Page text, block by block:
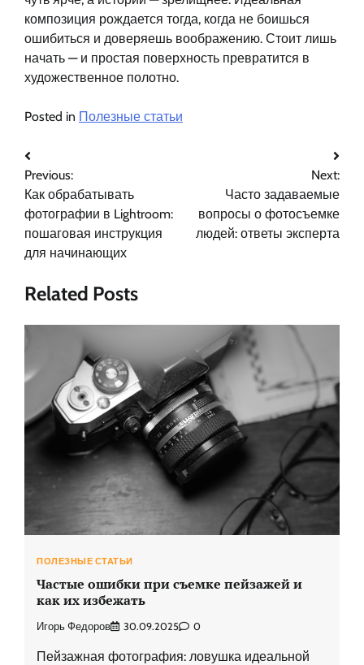
композиция рождается тогда, когда не боишься
ошибиться и доверяешь воображению. Стоит лишь
начать — и простая поверхность превратится в
художественное полотно.
Posted in Полезные статьи
Навигация
по
записям
Previous:
Как обрабатывать
фотографии в Lightroom:
пошаговая инструкция
для начинающих
Next:
Часто задаваемые
вопросы о фотосъемке
людей: ответы эксперта
Related Posts
ПОЛЕЗНЫЕ СТАТЬИ
Частые ошибки при съемке пейзажей и
как их избежать
Игорь Федоров 30.09.2025 0
Пейзажная фотография: ловушка идеальной